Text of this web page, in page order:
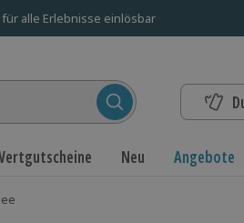
alle Erlebnisse einlösbar
Neu Angebote